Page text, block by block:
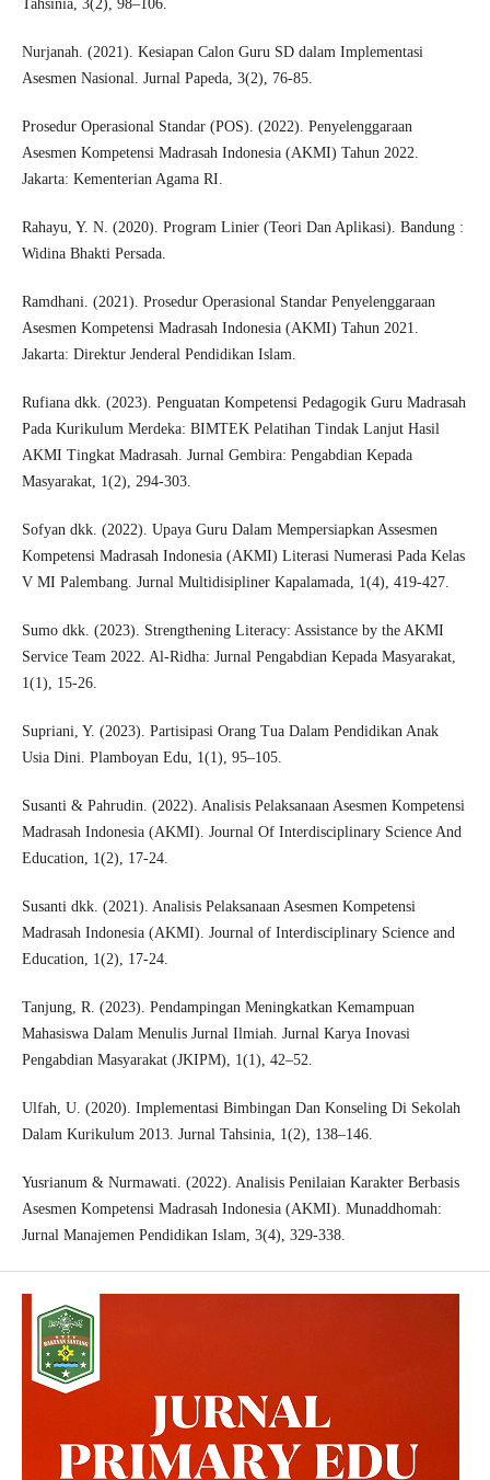
Tahsinia, 3(2), 98–106.
Nurjanah. (2021). Kesiapan Calon Guru SD dalam Implementasi
Asesmen Nasional. Jurnal Papeda, 3(2), 76-85.
Prosedur Operasional Standar (POS). (2022). Penyelenggaraan
Asesmen Kompetensi Madrasah Indonesia (AKMI) Tahun 2022.
Jakarta: Kementerian Agama RI.
Rahayu, Y. N. (2020). Program Linier (Teori Dan Aplikasi). Bandung :
Widina Bhakti Persada.
Ramdhani. (2021). Prosedur Operasional Standar Penyelenggaraan
Asesmen Kompetensi Madrasah Indonesia (AKMI) Tahun 2021.
Jakarta: Direktur Jenderal Pendidikan Islam.
Rufiana dkk. (2023). Penguatan Kompetensi Pedagogik Guru Madrasah
Pada Kurikulum Merdeka: BIMTEK Pelatihan Tindak Lanjut Hasil
AKMI Tingkat Madrasah. Jurnal Gembira: Pengabdian Kepada
Masyarakat, 1(2), 294-303.
Sofyan dkk. (2022). Upaya Guru Dalam Mempersiapkan Assesmen
Kompetensi Madrasah Indonesia (AKMI) Literasi Numerasi Pada Kelas
V MI Palembang. Jurnal Multidisipliner Kapalamada, 1(4), 419-427.
Sumo dkk. (2023). Strengthening Literacy: Assistance by the AKMI
Service Team 2022. Al-Ridha: Jurnal Pengabdian Kepada Masyarakat,
1(1), 15-26.
Supriani, Y. (2023). Partisipasi Orang Tua Dalam Pendidikan Anak
Usia Dini. Plamboyan Edu, 1(1), 95–105.
Susanti & Pahrudin. (2022). Analisis Pelaksanaan Asesmen Kompetensi
Madrasah Indonesia (AKMI). Journal Of Interdisciplinary Science And
Education, 1(2), 17-24.
Susanti dkk. (2021). Analisis Pelaksanaan Asesmen Kompetensi
Madrasah Indonesia (AKMI). Journal of Interdisciplinary Science and
Education, 1(2), 17-24.
Tanjung, R. (2023). Pendampingan Meningkatkan Kemampuan
Mahasiswa Dalam Menulis Jurnal Ilmiah. Jurnal Karya Inovasi
Pengabdian Masyarakat (JKIPM), 1(1), 42–52.
Ulfah, U. (2020). Implementasi Bimbingan Dan Konseling Di Sekolah
Dalam Kurikulum 2013. Jurnal Tahsinia, 1(2), 138–146.
Yusrianum & Nurmawati. (2022). Analisis Penilaian Karakter Berbasis
Asesmen Kompetensi Madrasah Indonesia (AKMI). Munaddhomah:
Jurnal Manajemen Pendidikan Islam, 3(4), 329-338.